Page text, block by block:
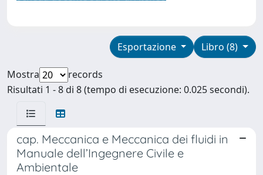
Libro (8)
Esportazione
Mostra
records
Risultati 1 - 8 di 8 (tempo di esecuzione: 0.025 secondi).
cap. Meccanica e Meccanica dei fluidi in
Manuale dell’Ingegnere Civile e
Ambientale